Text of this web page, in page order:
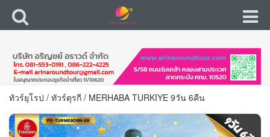
ทัวร์ยุโรป / ทัวร์ตุรกี / MERHABA TURKIYE 9วัน 6คืน